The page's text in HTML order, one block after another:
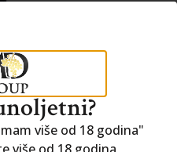
više od 18 godina"
više od 18 godina.